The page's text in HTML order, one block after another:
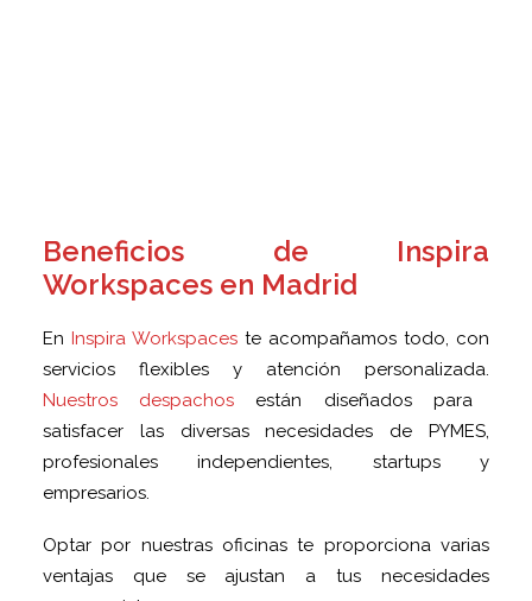
Beneficios de Inspira
Workspaces en Madrid
En Inspira Workspaces te acompañamos todo, con
servicios flexibles y atención personalizada.
Nuestros despachos están diseñados para
satisfacer las diversas necesidades de PYMES,
profesionales independientes, startups y
empresarios.
Optar por nuestras oficinas te proporciona varias
ventajas que se ajustan a tus necesidades